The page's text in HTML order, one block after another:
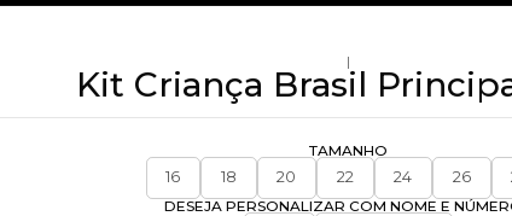
|
Kit Criança Brasil
TAMANHO
16
18 20 22 24 26
DESEJA PERSONALIZAR COM NOME E